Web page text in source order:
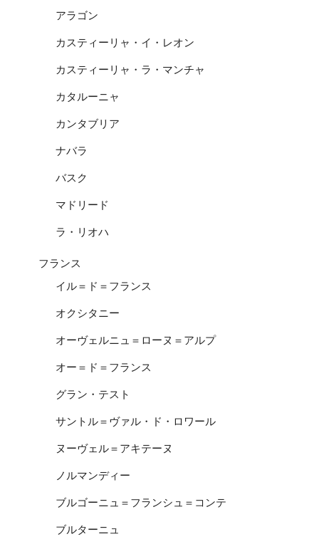
アラゴン
カスティーリャ・イ・レオン
カスティーリャ・ラ・マンチャ
カタルーニャ
カンタブリア
ナバラ
バスク
マドリード
ラ・リオハ
フランス
イル＝ド＝フランス
オクシタニー
オーヴェルニュ＝ローヌ＝アルプ
オー＝ド＝フランス
グラン・テスト
サントル＝ヴァル・ド・ロワール
ヌーヴェル＝アキテーヌ
ノルマンディー
ブルゴーニュ＝フランシュ＝コンテ
ブルターニュ